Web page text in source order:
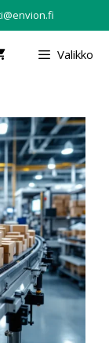
Valikko